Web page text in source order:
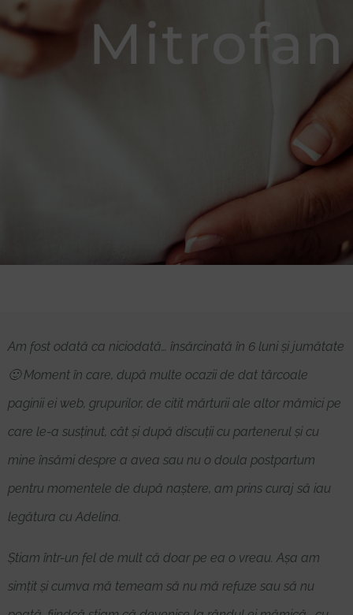
Mitrofan
Am fost odată ca niciodată… însărcinată în 6 luni și jumătate
🙂 Moment în care, după multe ocazii de dat târcoale
paginii ei web, grupurilor, de citit mărturii ale altor mămici pe
care le-a susținut, cât și după discuții cu partenerul și cu
mine însămi despre a avea sau nu o doula postpartum
pentru momentele de după naștere, am prins curaj să iau
legătura cu Adelina.
Știam într-un fel de mult că doar pe ea o vreau. Așa am
simțit și cumva mă temeam să nu mă refuze sau să nu